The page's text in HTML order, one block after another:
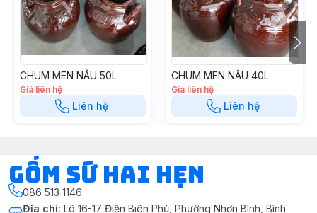
CHUM MEN NÂU 50L
Giá liên hệ
Liên hệ
CHUM MEN NÂU 40L
Giá liên hệ
Liên hệ
Gốm Sứ Hai Hẹn
086 513 1146
Địa chỉ: Lô 16-17 Điện Biên Phủ, Phường Nhơn Bình, Bình